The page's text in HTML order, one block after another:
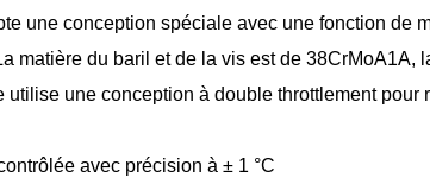
une conception spéciale avec une fonction de
matière du baril et de la vis est de 38CrMoA1A,
utilise une conception à double throttlement pour
avec précision à ± 1 °C